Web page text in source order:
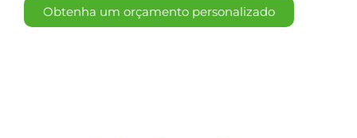
Obtenha um orçamento personalizado